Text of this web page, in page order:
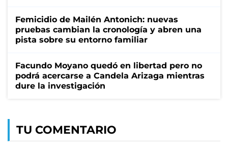
Femicidio de Mailén Antonich: nuevas
pruebas cambian la cronología y abren una
pista sobre su entorno familiar
Facundo Moyano quedó en libertad pero no
podrá acercarse a Candela Arizaga mientras
dure la investigación
TU COMENTARIO